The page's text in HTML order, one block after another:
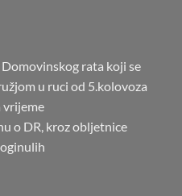
rata koji se
u ruci od 5.kolovoza
vrijeme
o DR, kroz obljetnice